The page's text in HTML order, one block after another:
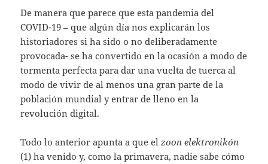
De manera que parece que esta pandemia del
COVID-19 – que algún día nos explicarán los
historiadores si ha sido o no deliberadamente
provocada- se ha convertido en la ocasión a modo de
tormenta perfecta para dar una vuelta de tuerca al
modo de vivir de al menos una gran parte de la
población mundial y entrar de lleno en la
revolución digital.
Todo lo anterior apunta a que elzoon elektronikón
(1) ha venido y, como la primavera, nadie sabe cómo